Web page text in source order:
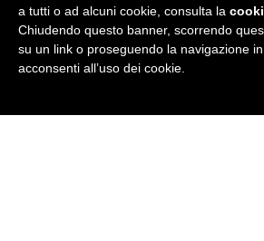
i
a tutti o ad alcuni cookie, consulta la
Chiudendo questo banner, scorrendo
su un link o proseguendo la navigazione
acconsenti all’uso dei cookie.